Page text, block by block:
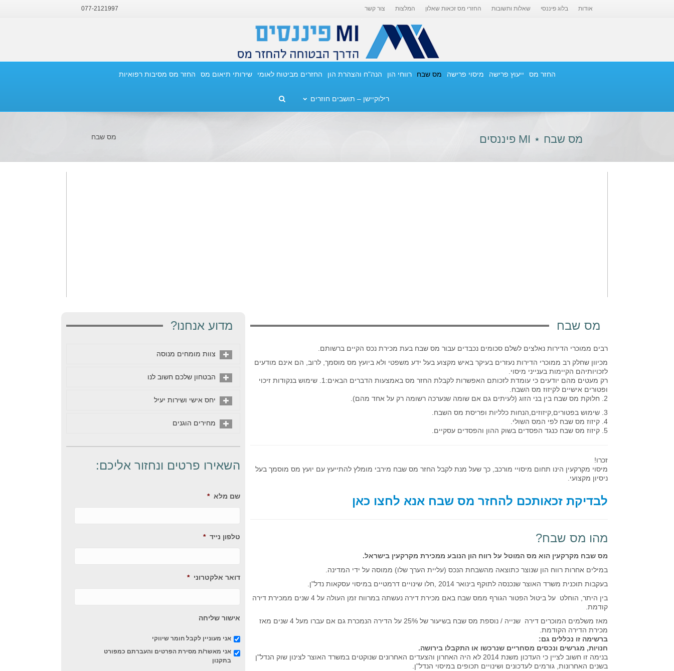
אודות בלוג פיננסי שאלות ותשובות החזרי מס זכאות שאלון המלצות צור קשר 077-2121997
החזר מס ייעוץ פרישה מיסוי פרישה מס שבח רווחי הון הנה"ח והצהרת הון החזרים מביטוח לאומי שירותי תיאום מס החזר מס מסיבות רפואיות
רילוקיישן – תושבים חוזרים
מס שבח ⋆ MI פיננסים מס שבח
מס שבח
רבים ממוכרי הדירות נאלצים לשלם סכומים נכבדים עבור מס שבח בעת מכירת נכס הקיים ברשותם.
מכיוון שחלק רב ממוכרי הדירות נעזרים בעיקר באיש מקצוע בעל ידע משפטי ולא ביועץ מס מוסמך, לרוב, הם אינם מודעים
לזכויותיהם הקיימות בענייני מיסוי.
רק מעטים מהם יודעים כי עומדת לזכותם האפשרות לקבלת החזר מס באמצעות הדברים הבאים:1. שימוש בנקודות זיכוי
ופטורים אישיים לקיזוז מס השבח.
2. חלוקת מס שבח בין בני הזוג (לעיתים גם אם שומה שנערכה רשומה רק על אחד מהם).
3. שימוש בפטורים,קיזוזים,הנחות כלליות ופריסת מס השבח.
4. קיזוז מס שבח לפי המס השולי.
5. קיזוז מס שבח כנגד הפסדים בשוק ההון והפסדים עסקיים.
זכרו!
מיסוי מקרקעין הינו תחום מיסויי מורכב, כך שעל מנת לקבל החזר מס שבח מירבי מומלץ להתייעץ עם יועץ מס מוסמך בעל
ניסיון מקצועי.
לבדיקת זכאותכם להחזר מס שבח אנא לחצו כאן
מהו מס שבח?
מס שבח מקרקעין הוא מס המוטל על רווח הון הנובע ממכירת מקרקעין בישראל.
במילים אחרות רווח הון שנוצר כתוצאה מהשבחת הנכס (עליית הערך שלו) ממוסה על ידי המדינה.
בעקבות תוכנית משרד האוצר שנכנסה לתוקף בינואר 2014 ,חלו שינויים דרמטיים במיסוי עסקאות נדל"ן.
בין היתר, הוחלט על ביטול הפטור הגורף ממס שבח באם מכירת דירה נעשתה במרווח זמן העולה על 4 שנים ממכירת דירה
קודמת.
מאז משלמים המוכרים דירה שנייה / נוספת מס שבח בשיעור של 25% על הדירה הנמכרת גם אם עברו מעל 4 שנים מאז
מכירת הדירה הקודמת.
ברשימה זו נכללים גם:
חנויות, מגרשים ונכסים מסחריים שנרכשו או התקבלו בירושה.
בנימה זו חשוב לציין כי העדכון משנת 2014 לא היה האחרון והצעדים האחרונים שנוקטים במשרד האוצר לצינון שוק הנדל"ן
בשנים האחרונות, גורמים לעדכונים ושינויים תכופים במיסוי הנדל"ן.
מדוע אנחנו?
צוות מומחים מנוסה
הבטחון שלכם חשוב לנו
יחס אישי ושירות יעיל
מחירים הוגנים
השאירו פרטים ונחזור אליכם:
שם מלא *
טלפון נייד *
דואר אלקטרוני *
אישור שליחה
אני מעוניין לקבל חומר שיווקי
אני מאשר/ת מסירת הפרטים והעברתם כמפורט
בתקנון